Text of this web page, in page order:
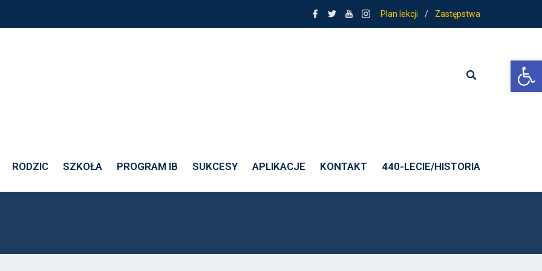
Plan lekcji / Zastępstwa
RODZIC SZKOŁA PROGRAM IB SUKCESY APLIKACJE KONTAKT 440-LECIE/HISTORIA
12